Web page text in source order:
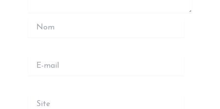
Nom
mail
Site